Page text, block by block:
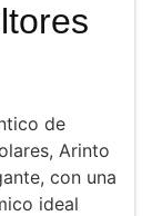
de
Arinto
con una
ideal